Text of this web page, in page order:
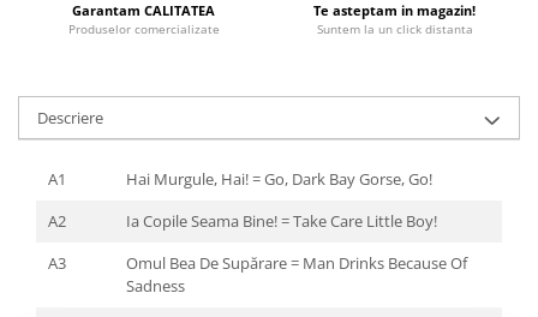
Garantam CALITATEA
Produselor comercializate
Te asteptam in magazin!
Suntem la un click distanta
Descriere
A1
Hai Murgule, Hai! = Go, Dark Bay Gorse, Go!
A2
Ia Copile Seama Bine! = Take Care Little Boy!
A3
Omul Bea De Supărare = Man Drinks Because Of
Sadness